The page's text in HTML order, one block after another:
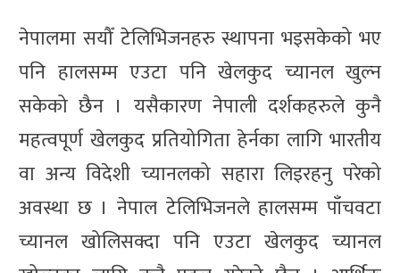
नेपालमा सयौँ टेलिभिजनहरु स्थापना भइसकेको भए
पनि हालसम्म एउटा पनि खेलकुद च्यानल खुल्न
सकेको छैन । यसैकारण नेपाली दर्शकहरुले कुनै
महत्वपूर्ण खेलकुद प्रतियोगिता हेर्नका लागि भारतीय
वा अन्य विदेशी च्यानलको सहारा लिइरहनु परेको
अवस्था छ । नेपाल टेलिभिजनले हालसम्म पाँचवटा
च्यानल खोलिसक्दा पनि एउटा खेलकुद च्यानल